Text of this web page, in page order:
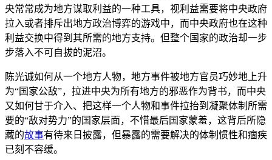
央常常成为地方谋取利益的一种工具，视利益需要将中央政府
拉入或者排斥出地方政治博弈的游戏中，而中央政府也在这种
利益交换中得到其所需的地方支持。但整个国家的政治却一步
步落入不可自拔的泥沼。
陈光诚如何从一个地方人物，地方事件被地方官员巧妙地上升
为“国家公敌”，拉进中央为所有地方的邪恶作为背书，而中央
又如何甘于介入、把这样一个人物和事件拉抬到凝聚体制所需
要的“敌对势力”的国家层面，不惜最后国家蒙羞，这背后所隐
藏的故事有待来日披露，但暴露的需要解决的体制惯性和痼疾
已刻不容缓。